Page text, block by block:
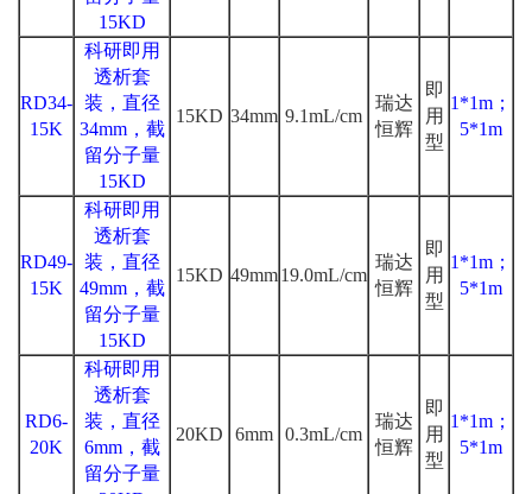
15KD
RD34-
15K
科研即用
透析套
装，直径
34mm，截
留分子量
15KD
15KD 34mm 9.1mL/cm
瑞达
恒辉
即
用
型
1*1m；
5*1m
RD49-
15K
科研即用
透析套
装，直径
49mm，截
留分子量
15KD
15KD 49mm19.0mL/cm
瑞达
恒辉
即
用
型
1*1m；
5*1m
RD6-
20K
科研即用
透析套
装，直径
6mm，截
留分子量
20KD 6mm 0.3mL/cm
瑞达
恒辉
即
用
型
1*1m；
5*1m